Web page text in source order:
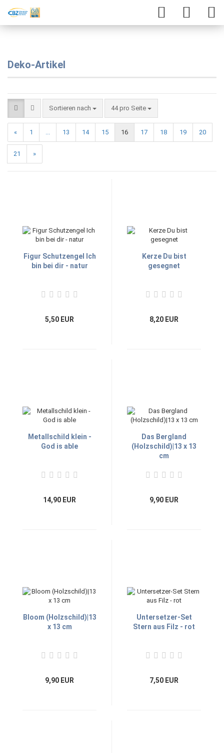
Deko-Artikel
Sortieren nach 44 pro Seite
« 1 ... 13 14 15 16 17 18 19 20
21 »
Figur Schutzengel Ich
bin bei dir - natur
5,50 EUR
Kerze Du bist
gesegnet
8,20 EUR
Metallschild klein -
God is able
14,90 EUR
Das Bergland
(Holzschild)|13 x 13
cm
9,90 EUR
Bloom (Holzschild)|13
x 13 cm
9,90 EUR
Untersetzer-Set
Stern aus Filz - rot
7,50 EUR